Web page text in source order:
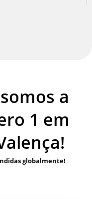
a
1 em
globalmente!